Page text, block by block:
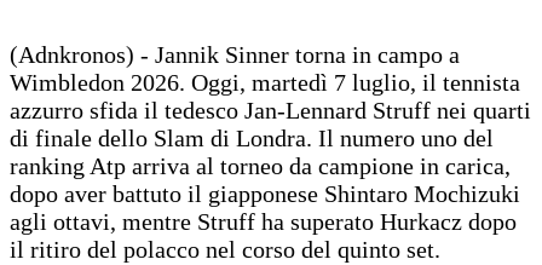
(Adnkronos) - Jannik Sinner torna in campo a
Wimbledon 2026. Oggi, martedì 7 luglio, il tennista
azzurro sfida il tedesco Jan-Lennard Struff nei quarti
di finale dello Slam di Londra. Il numero uno del
ranking Atp arriva al torneo da campione in carica,
dopo aver battuto il giapponese Shintaro Mochizuki
agli ottavi, mentre Struff ha superato Hurkacz dopo
il ritiro del polacco nel corso del quinto set.